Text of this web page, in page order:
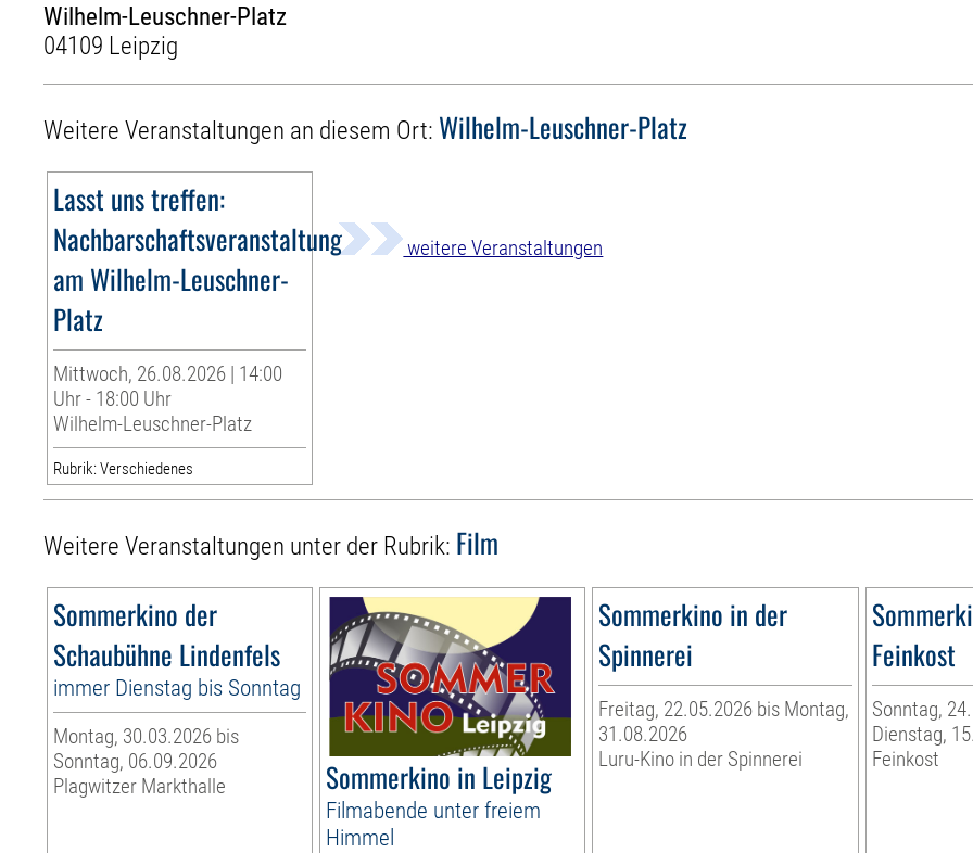
Wilhelm-Leuschner-Platz
04109 Leipzig
Weitere Veranstaltungen an diesem Ort: Wilhelm-Leuschner-Platz
Lasst uns treffen:
Nachbarschaftsveranstaltung
am Wilhelm-Leuschner-
Platz
Mittwoch, 26.08.2026 | 14:00
Uhr - 18:00 Uhr
Wilhelm-Leuschner-Platz
Rubrik: Verschiedenes
weitere Veranstaltungen
Weitere Veranstaltungen unter der Rubrik: Film
Sommerkino der
Schaubühne Lindenfels
immer Dienstag bis Sonntag
Montag, 30.03.2026 bis
Sonntag, 06.09.2026
Plagwitzer Markthalle
Sommerkino in Leipzig
Filmabende unter freiem
Himmel
Sommerkino in der
Spinnerei
Freitag, 22.05.2026 bis Montag,
31.08.2026
Luru-Kino in der Spinnerei
Feinkost
Sonntag,
Dienstag,
Feinkost